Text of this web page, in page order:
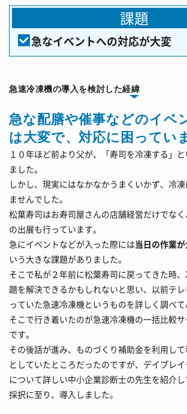
課題
急なイベントへの対応が大変
急速冷凍機の導入を検討した経緯
急な配膳や催事などのイベ
は大変で、対応に困ってい
１０年ほど前より父が、「寿司を冷凍する」
ました。
しかし、現実にはなかなかうまくいかず、冷
ませんでした。
松葉寿司はお寿司屋さんの店舗経営だけでな
の出展も行っています。
急にイベントなどが入った際には当日の作業
いう大きな課題がありました。
そこで私が２年前に松葉寿司に戻ってきた時
題を解決できるかもしれないと思い、以前テ
っていた急速冷凍機というものを詳しく調べて
そこで行き着いたのが急速冷凍機の一括比較サ
です。
その後話が進み、ものづくり補助金を利用し
としていたところだったのですが、デイブレ
について詳しい中小企業診断士の先生を紹介
採択に至り、導入しました。